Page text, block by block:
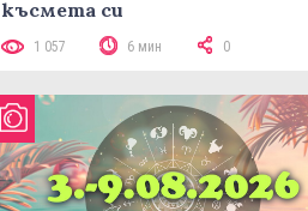
късмета си
1 057 6 мин 0